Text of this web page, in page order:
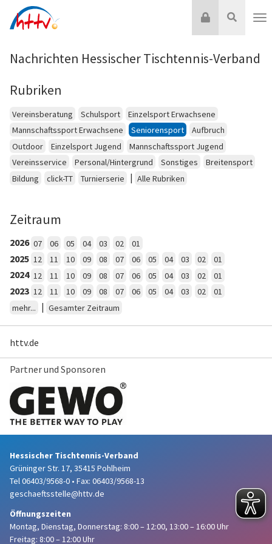
Inhalt
Suche
Login
Nachrichten Hessischer Tischtennis-Verband
Rubriken
Vereinsberatung Schulsport
Einzelsport Erwachsene
Mannschaftssport Erwachsene
Seniorensport
Aufbruch
Outdoor
Einzelsport Jugend
Mannschaftssport Jugend
Vereinsservice
Personal/Hintergrund Sonstiges
Breitensport
Bildung
click-TT Turnierserie | Alle Rubriken
Zeitraum
2026 07 06 05 04 03 02 01
2025 12 11 10 09 08 07 06 05 04 03 02 01
2024 12 11 10 09 08 07 06 05 04 03 02 01
2023 12 11 10 09 08 07 06 05 04 03 02
01
mehr...
| Gesamter Zeitraum
httv.de
Partner und Sponsoren
Hessischer Tischtennis-Verband
Grüninger Str. 17, 35415 Pohlheim
Tel 06403/9568-0 • Fax: 06403/9568-13
geschaeftsstelle@httv.de
Öffnungszeiten
Montag, Dienstag, Donnerstag: 8:00 – 12:00, 13:00 – 16:00 Uhr
Freitag: 8:00 – 12:00 Uhr